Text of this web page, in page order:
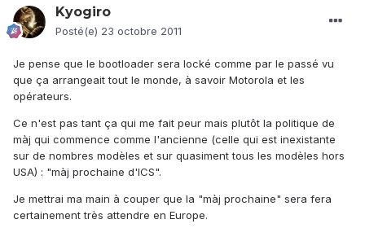
Kyogiro
Posté(e) 23 octobre 2011
Je pense que le bootloader sera locké comme par le passé vu
que ça arrangeait tout le monde, à savoir Motorola et les
opérateurs.
Ce n'est pas tant ça qui me fait peur mais plutôt la politique de
màj qui commence comme l'ancienne (celle qui est inexistante
sur de nombres modèles et sur quasiment tous les modèles hors
USA) : "màj prochaine d'ICS".
Je mettrai ma main à couper que la "màj prochaine" sera fera
certainement très attendre en Europe.